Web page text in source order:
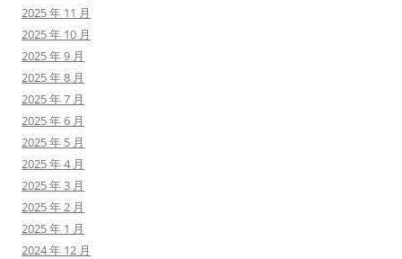
2025 年 11 月
2025 年 10 月
2025 年 9 月
2025 年 8 月
2025 年 7 月
2025 年 6 月
2025 年 5 月
2025 年 4 月
2025 年 3 月
2025 年 2 月
2025 年 1 月
2024 年 12 月